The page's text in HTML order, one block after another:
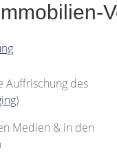
Auffrischung des
)
Medien & in den